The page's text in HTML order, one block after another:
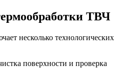
ТВЧ
несколько технологических
поверхности и проверка